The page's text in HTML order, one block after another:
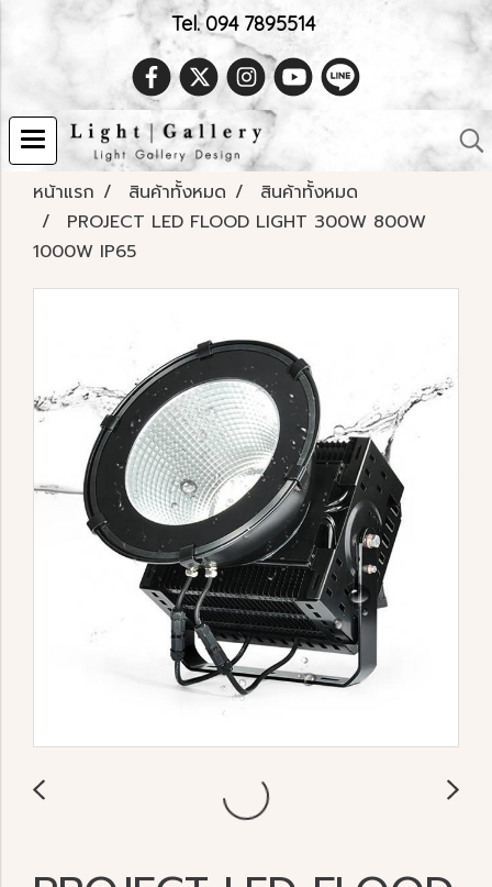
Tel. 094 7895514
หน้าแรก สินค้าทั้งหมด
สินค้าทั้งหมด
PROJECT LED FLOOD LIGHT 300W 800W
1000W IP65